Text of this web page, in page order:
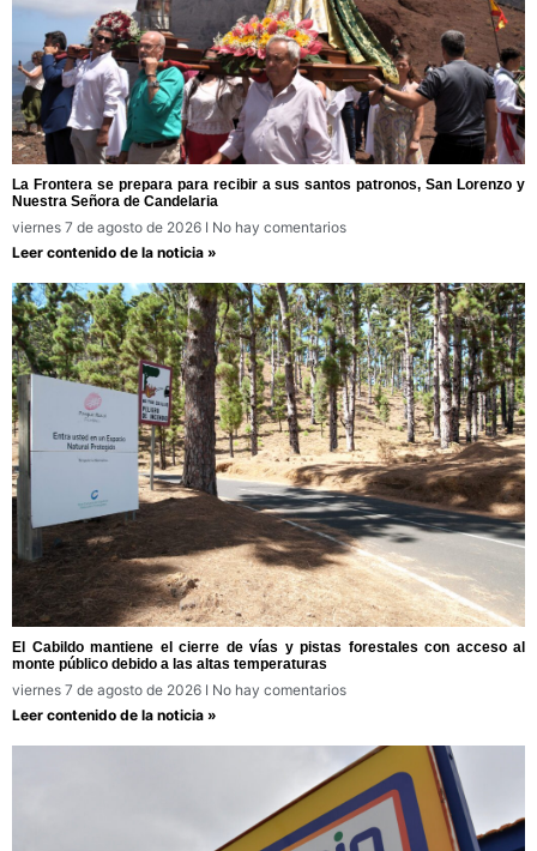
La Frontera se prepara para recibir a sus santos patronos, San Lorenzo y
Nuestra Señora de Candelaria
viernes 7 de agosto de 2026
No hay comentarios
Leer contenido de la noticia »
El Cabildo mantiene el cierre de vías y pistas forestales con acceso al
monte público debido a las altas temperaturas
viernes 7 de agosto de 2026
No hay comentarios
Leer contenido de la noticia »